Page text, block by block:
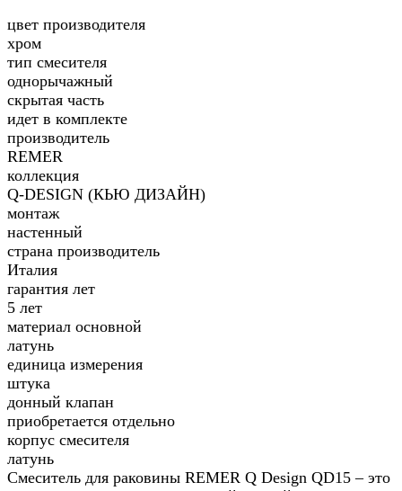
цвет производителя
хром
тип смесителя
однорычажный
скрытая часть
идет в комплекте
производитель
REMER
коллекция
Q-DESIGN (КЬЮ ДИЗАЙН)
монтаж
настенный
страна производитель
Италия
гарантия лет
5 лет
материал основной
латунь
единица измерения
штука
донный клапан
приобретается отдельно
корпус смесителя
латунь
Смеситель для раковины REMER Q Design QD15 – это